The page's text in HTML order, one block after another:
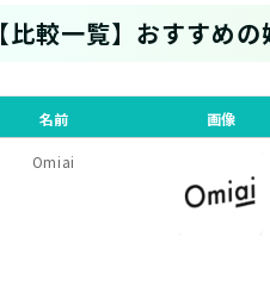
【比較一覧】おすすめ
名前 画像
Omiai